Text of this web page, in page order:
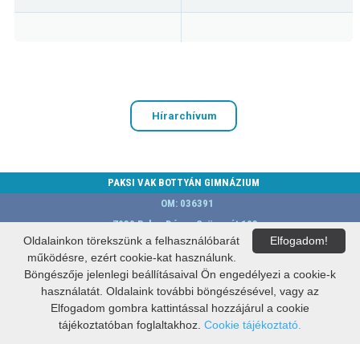
Hírarchívum
PAKSI VAK BOTTYÁN GIMNÁZIUM
OM: 036391
7030 Paks, Dózsa György út 103.
E-mail:vbgimi@vbg.hu
Govern-Soft Kft.
Elfogadom!
Oldalainkon törekszünk a felhasználóbarát
működésre, ezért cookie-kat használunk.
Böngészője jelenlegi beállításaival Ön engedélyezi a cookie-k
használatát. Oldalaink további böngészésével, vagy az
Elfogadom gombra kattintással hozzájárul a cookie
tájékoztatóban foglaltakhoz. Cookie tájékoztató.